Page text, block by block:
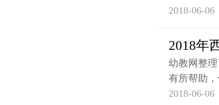
2018-06-06
2018年
幼教网整
有所帮助
2018-06-06